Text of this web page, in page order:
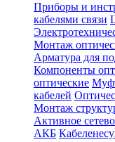
Приборы и
кабелями связи
Монтаж
Арматура для
Компоненты
оптические
кабелей
Монтаж
Активное
АКБ